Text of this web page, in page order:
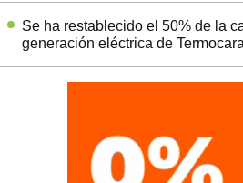
Se ha restablecido el 50% de la
generación eléctrica de